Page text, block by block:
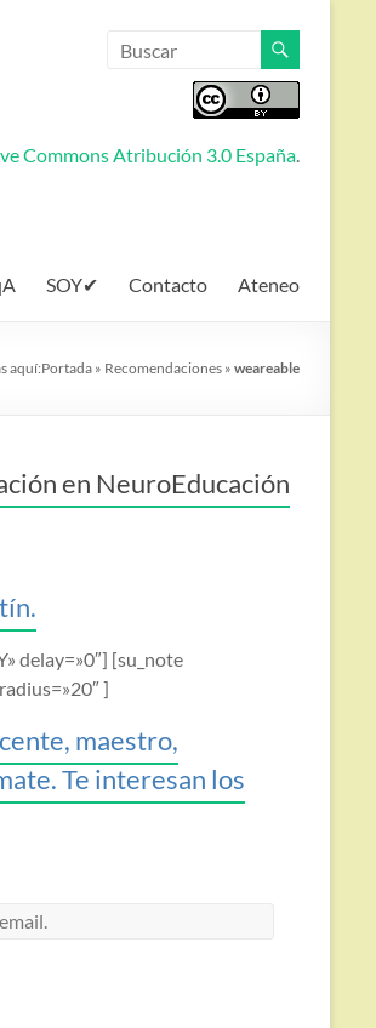
Commons Atribución 3.0 España.
SOY✔ Contacto Ateneo
aquí:Portada » Recomendaciones » weareable
en NeuroEducación
delay=»0″] [su_note
]
maestro,
Te interesan los